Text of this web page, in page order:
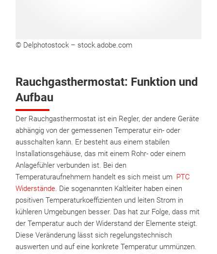
© Delphotostock – stock.adobe.com
Rauchgasthermostat: Funktion und
Aufbau
Der Rauchgasthermostat ist ein Regler, der andere Geräte
abhängig von der gemessenen Temperatur ein- oder
ausschalten kann. Er besteht aus einem stabilen
Installationsgehäuse, das mit einem Rohr- oder einem
Anlagefühler verbunden ist. Bei den
Temperaturaufnehmern handelt es sich meist um PTC
Widerstände. Die sogenannten Kaltleiter haben einen
positiven Temperaturkoeffizienten und leiten Strom in
kühleren Umgebungen besser. Das hat zur Folge, dass mit
der Temperatur auch der Widerstand der Elemente steigt.
Diese Veränderung lässt sich regelungstechnisch
auswerten und auf eine konkrete Temperatur ummünzen.